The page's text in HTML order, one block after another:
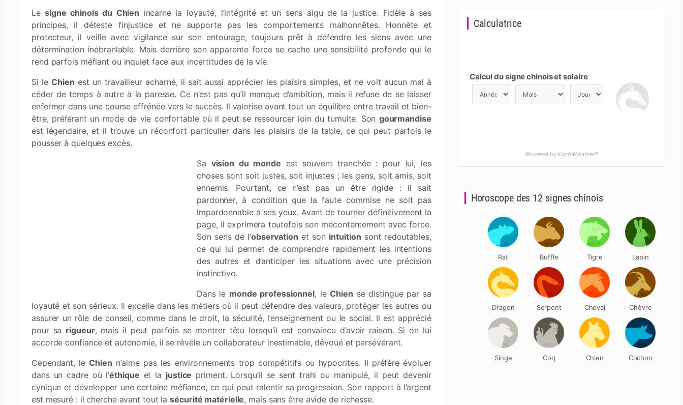
Lesigne chinois du Chien incarne la loyauté, l’intégrité et un sens aigu de la justice. Fidèle à ses
principes, il déteste l’injustice et ne supporte pas les comportements malhonnêtes. Honnête et
protecteur, il veille avec vigilance sur son entourage, toujours prêt à défendre les siens avec une
détermination inébranlable. Mais derrière son apparente force se cache une sensibilité profonde qui le
rend parfois méfiant ou inquiet face aux incertitudes de la vie.
Si leChien est un travailleur acharné, il sait aussi apprécier les plaisirs simples, et ne voit aucun mal à
céder de temps à autre à la paresse. Ce n’est pas qu’il manque d’ambition, mais il refuse de se laisser
enfermer dans une course effrénée vers le succès. Il valorise avant tout un équilibre entre travail et bien-
être, préférant un mode de vie confortable où il peut se ressourcer loin du tumulte. Son gourmandise
est légendaire, et il trouve un réconfort particulier dans les plaisirs de la table, ce qui peut parfois le
pousser à quelques excès.
Sa vision du monde est souvent tranchée : pour lui, les
choses sont soit justes, soit injustes ; les gens, soit amis, soit
ennemis. Pourtant, ce n’est pas un être rigide : il sait
pardonner, à condition que la faute commise ne soit pas
impardonnable à ses yeux. Avant de tourner définitivement la
page, il exprimera toutefois son mécontentement avec force.
Son sens de l’observation et son intuition sont redoutables,
ce qui lui permet de comprendre rapidement les intentions
des autres et d’anticiper les situations avec une précision
instinctive.
Dans le monde professionnel, leChien se distingue par sa
loyauté et son sérieux. Il excelle dans les métiers où il peut défendre des valeurs, protéger les autres ou
assurer un rôle de conseil, comme dans le droit, la sécurité, l’enseignement ou le social. Il est apprécié
pour sa rigueur, mais il peut parfois se montrer têtu lorsqu’il est convaincu d’avoir raison. Si on lui
accorde confiance et autonomie, il se révèle un collaborateur inestimable, dévoué et persévérant.
Cependant, leChien n’aime pas les environnements trop compétitifs ou hypocrites. Il préfère évoluer
dans un cadre où l’éthique et la justice priment. Lorsqu’il se sent trahi ou manipulé, il peut devenir
cynique et développer une certaine méfiance, ce qui peut ralentir sa progression. Son rapport à l’argent
est mesuré : il cherche avant tout lasécurité matérielle, mais sans être avide de richesse.
Calculatrice
Calcul du signe chinois et solaire
Powered by KarmaWeather®
Horoscope des 12 signes chinois
Rat Buffle Tigre Lapin
Dragon Serpent Cheval Chèvre
Singe Coq Chien Cochon